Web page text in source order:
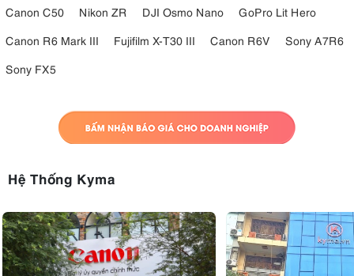
Canon C50
Nikon ZR DJI Osmo Nano
GoPro Lit Hero
Canon R6 Mark III
Fujifilm X-T30 III Canon R6V
Sony A7R6
Sony FX5
Hệ Thống Kyma